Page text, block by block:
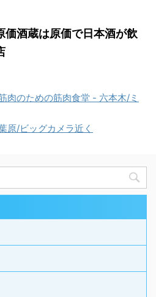
価酒蔵は原価で日本酒が飲
肉のための筋肉食堂 - 六本木/ミ
原/ビッグカメラ近く